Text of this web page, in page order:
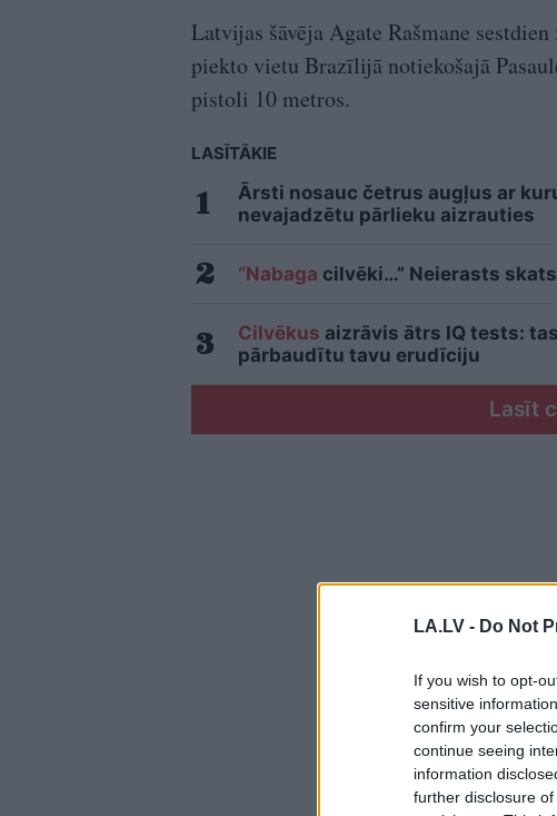
LA.LV - Do Not
If you wish to opt-
sensitive
confirm your
continue seeing
information
further disclosure
Latvijas šāvēja Agate Rašmane
piekto vietu Brazīlijā notiekošajā
pistoli 10 metros.
LASĪTĀKIE
Ārsti nosauc četrus augļus ar
nevajadzētu pārlieku aizrauties
“Nabaga cilvēki…” Neierasts
Cilvēkus aizrāvis ātrs IQ tests:
pārbaudītu tavu erudīciju
Lasīt